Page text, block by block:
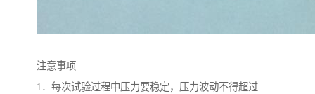
注意事项
1．每次试验过程中压力要稳定，压力波动不得超过